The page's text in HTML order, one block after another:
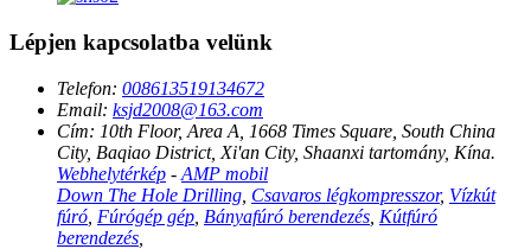
Lépjen kapcsolatba velünk
Telefon: 008613519134672
Email: ksjd2008@163.com
Cím: 10th Floor, Area A, 1668 Times Square, South China
City, Baqiao District, Xi'an City, Shaanxi tartomány, Kína.
Webhelytérkép - AMP mobil
Down The Hole Drilling Csavaros légkompresszor, Vízkút
fúró Fúrógép gép Bányafúró berendezés Kútfúró
berendezés